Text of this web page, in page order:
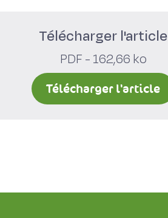
Télécharger l'article
PDF - 162,66 ko
Télécharger l'article